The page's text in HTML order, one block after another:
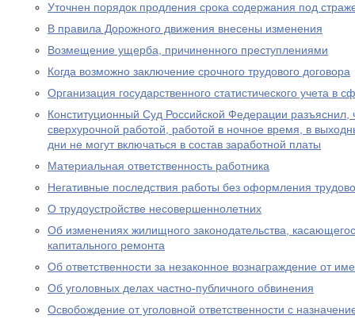
Уточнен порядок продления срока содержания под
В правила Дорожного движения внесены изменения
Возмещение ущерба, причиненного преступлениями
Когда возможно заключение срочного трудового договора
Организация государственного статистического учета в
Конституционный Суд Российской Федерации разъяснил,
сверхурочной работой, работой в ночное время, в
дни не могут включаться в состав заработной платы
Материальная ответственность работника
Негативные последствия работы без оформления
О трудоустройстве несовершеннолетних
Об изменениях жилищного законодательства,
капитального ремонта
Об ответственности за незаконное вознаграждение от
Об уголовных делах частно-публичного обвинения
Освобождение от уголовной ответственности с